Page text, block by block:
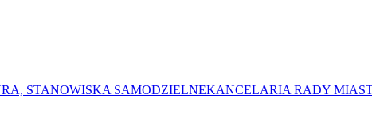
STANOWISKA SAMODZIELNEKANCELARIA RADY